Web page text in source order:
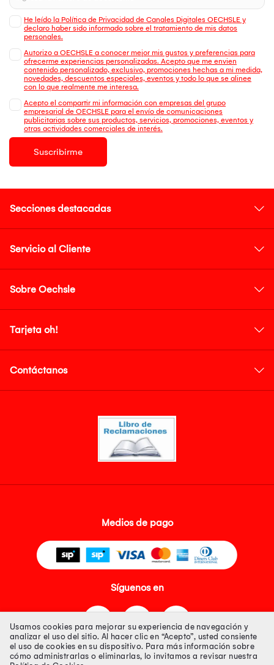
He leído la Política de Privacidad de Canales Digitales OECHSLE y
declaro haber sido informado sobre el tratamiento de mis datos
personales.
Autorizo a OECHSLE a conocer mejor mis gustos y preferencias para
ofrecerme experiencias personalizadas. Acepto que me envien
contenido personalizado, exclusivo, promociones hechas a mi medida,
novedades, descuentos especiales, eventos y todo lo que se alinee
con lo que realmente me interesa.
Acepto el compartir mi información con empresas del grupo
empresarial de OECHSLE para el envío de comunicaciones
publicitarias sobre sus productos, servicios, promociones, eventos y
otras actividades comerciales de interés.
Suscribirme
Secciones destacadas
Servicio al Cliente
Sobre Oechsle
Tarjeta oh!
Contáctanos
Medios de pago
Síguenos en
Usamos cookies para mejorar su experiencia de navegación y
analizar el uso del sitio. Al hacer clic en “Acepto”, usted consiente
el uso de cookies en su dispositivo. Para más información sobre
cómo administrarlas o eliminarlas, lo invitamos a revisar nuestra